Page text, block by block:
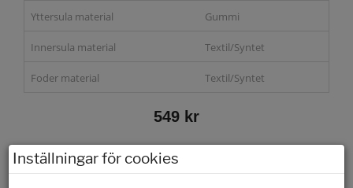
Yttersula material Gummi
Innersula material Textil/Syntet
Foder material Textil/Syntet
549 kr
Storleksguide
Inställningar för cookies